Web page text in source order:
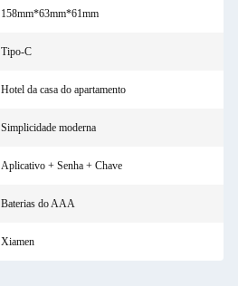
158mm*63mm*61mm
Tipo-C
Hotel da casa do apartamento
Simplicidade moderna
Aplicativo + Senha + Chave
Baterias do AAA
Xiamen